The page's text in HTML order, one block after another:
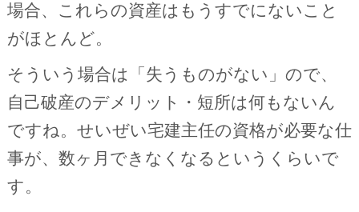
場合、これらの資産はもうすでにないこと
がほとんど。
そういう場合は「失うものがない」ので、
自己破産のデメリット・短所は何もないん
ですね。せいぜい宅建主任の資格が必要な仕
事が、数ヶ月できなくなるというくらいで
す。